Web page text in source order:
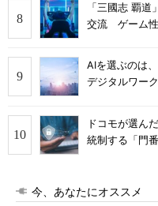
「三國志 覇
交流 ゲーム性
AIを選ぶのは
デジタルワー
ドコモが選ん
統制する「門
今、あなたにオススメ